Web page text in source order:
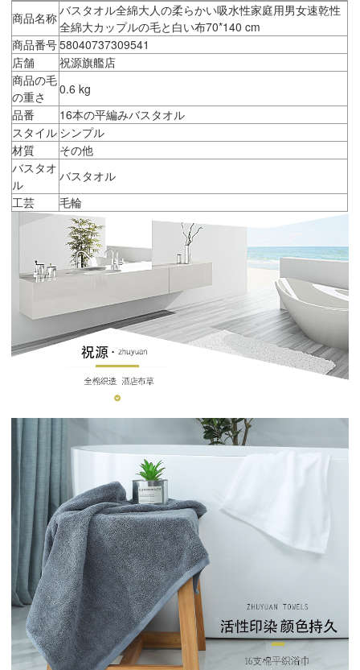
商品名称バスタオル全綿大人の柔らかい吸水性家庭用男女速乾性
全綿大カップルの毛と白い布70*140 cm
商品番号58040737309541
店舗
祝源旗艦店
商品の毛
の重さ
0.6 kg
品番
16本の平編みバスタオル
スタイル シンプル
材質
その他
バスタオ
ル
バスタオル
工芸
毛輪